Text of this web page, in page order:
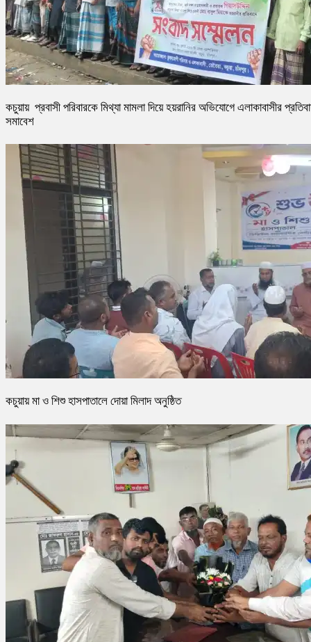
কচুয়ায় প্রবাসী পরিবারকে মিথ্যা মামলা দিয়ে হয়রানির অভিযোগে এলাকাবাসীর
সমাবেশ
কচুয়ায় মা ও শিশু হাসপাতালে দোয়া মিলাদ অনুষ্ঠিত